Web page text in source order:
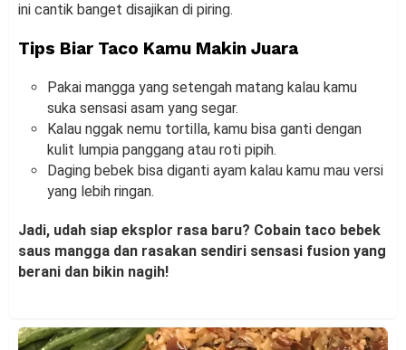
ini cantik banget disajikan di piring.
Tips Biar Taco Kamu Makin Juara
Pakai mangga yang setengah matang kalau kamu
suka sensasi asam yang segar.
Kalau nggak nemu tortilla, kamu bisa ganti dengan
kulit lumpia panggang atau roti pipih.
Daging bebek bisa diganti ayam kalau kamu mau versi
yang lebih ringan.
Jadi, udah siap eksplor rasa baru? Cobain taco bebek
saus mangga dan rasakan sendiri sensasi fusion yang
berani dan bikin nagih!